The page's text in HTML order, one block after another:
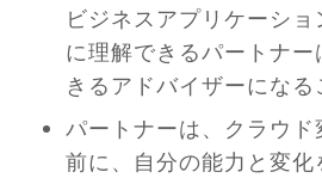
ビジネスアプリケーシ
に理解できるパートナ
きるアドバイザーになる
パートナーは、クラウド
前に、自分の能力と変化